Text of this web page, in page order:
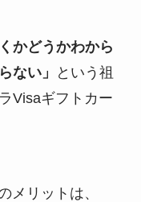
かどうかわから
ない」
という祖
Visaギフトカー
メリットは、